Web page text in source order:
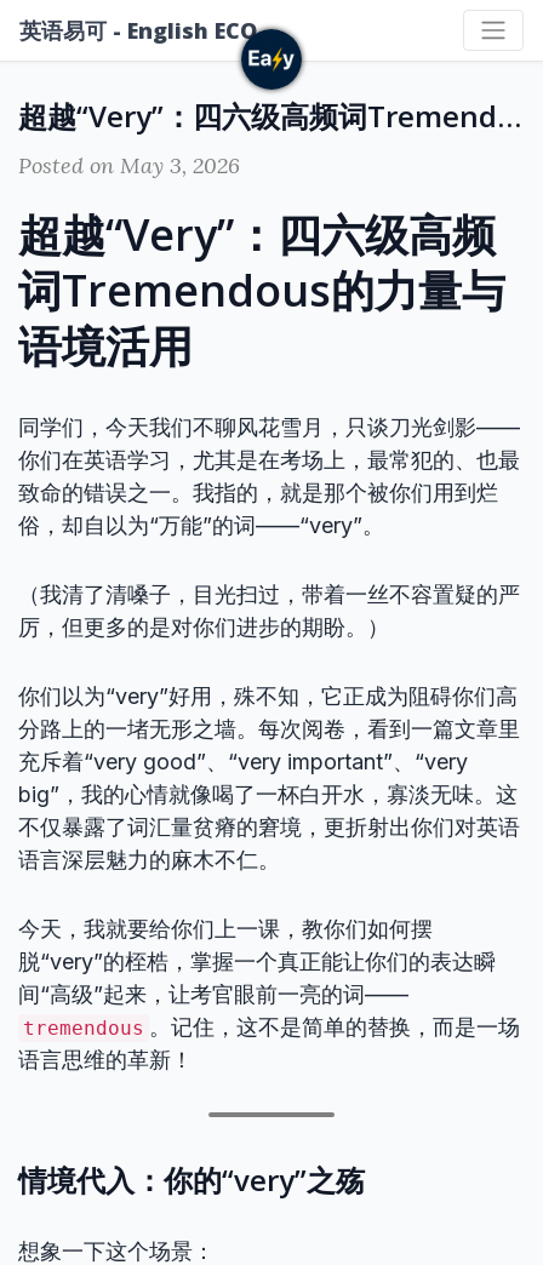
英语易可 - English ECO
超越“Very”：四六级高频词Tremendous的力量与语境活用
Posted on May 3, 2026
超越“Very”：四六级高频
词Tremendous的力量与
语境活用
同学们，今天我们不聊风花雪月，只谈刀光剑影——
你们在英语学习，尤其是在考场上，最常犯的、也最
致命的错误之一。我指的，就是那个被你们用到烂
俗，却自以为“万能”的词——“very”。
（我清了清嗓子，目光扫过，带着一丝不容置疑的严
厉，但更多的是对你们进步的期盼。）
你们以为“very”好用，殊不知，它正成为阻碍你们高
分路上的一堵无形之墙。每次阅卷，看到一篇文章里
充斥着“very good”、“very important”、“very
big”，我的心情就像喝了一杯白开水，寡淡无味。这
不仅暴露了词汇量贫瘠的窘境，更折射出你们对英语
语言深层魅力的麻木不仁。
今天，我就要给你们上一课，教你们如何摆
脱“very”的桎梏，掌握一个真正能让你们的表达瞬
间“高级”起来，让考官眼前一亮的词——
tremendous 。记住，这不是简单的替换，而是一场
语言思维的革新！
情境代入：你的“very”之殇
想象一下这个场景：